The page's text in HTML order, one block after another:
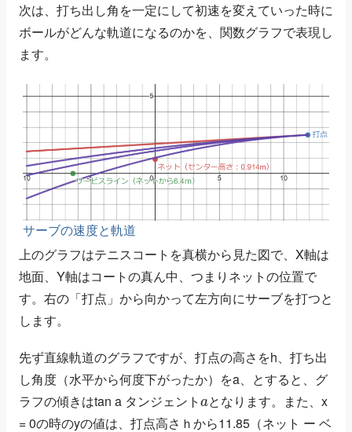
次は、打ち出し角を一定にして初速を変えていった時に
ボールがどんな軌道になるのかを、関数グラフで表現し
ます。
サーブの速度と軌道
上のグラフはテニスコートを真横から見た図で、X軸は
地面、Y軸はコートの真ん中、つまりネットの位置で
す。右の「打点」から向かって左方向にサーブを打つと
します。
先ず直線軌道のグラフですが、打点の高さをh、打ち出
し角度（水平から何度下がったか）をa、とすると、グ
ラフの傾きはtan a
タ ン ジ ェ ン
タン ジェン
トa
となります。また、x
= 0の時のyの値は、打点高さｈから11.85（ネット ー ベ